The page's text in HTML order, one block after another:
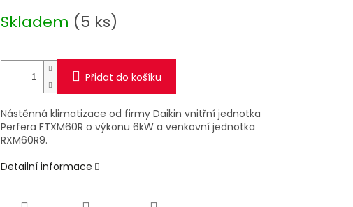
cena:
Skladem (5 ks)
Přidat do košíku
Nástěnná klimatizace od firmy Daikin vnitřní jednotka
Perfera FTXM60R o výkonu 6kW a venkovní jednotka
RXM60R9.
Detailní informace